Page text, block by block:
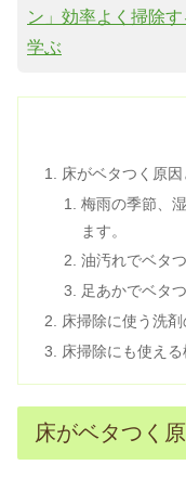
ン」効率よく掃除
学ぶ
床がベタつく原
梅雨の季節、
ます。
油汚れでベタ
足あかでベタ
床掃除に使う洗
床掃除にも使え
床がベタつく